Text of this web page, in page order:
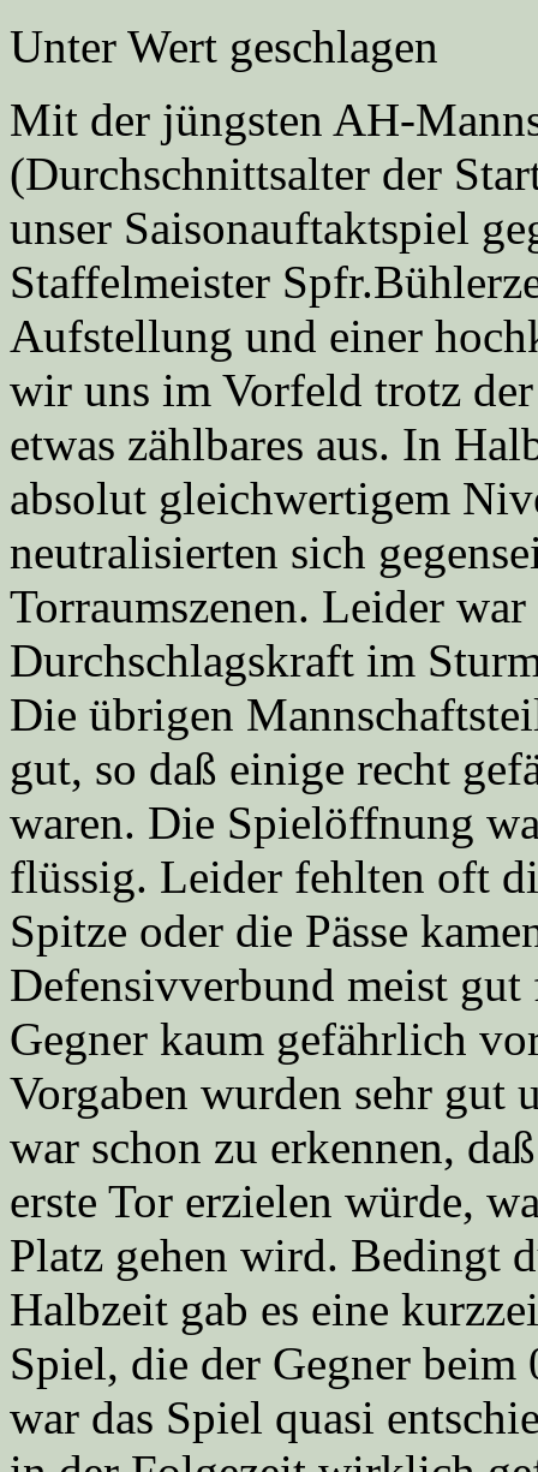
Unter Wert geschlagen
Mit der jüngsten AH-
(Durchschnittsalter der
unser Saisonauftaktspiel
Staffelmeister
Aufstellung und einer
wir uns im Vorfeld trotz
etwas zählbares aus. In
absolut gleichwertigem
neutralisierten sich
Torraumszenen. Leider
Durchschlagskraft im
Die übrigen
gut, so daß einige recht
waren. Die Spielöffnung
flüssig. Leider fehlten oft
Spitze oder die Pässe
Defensivverbund meist
Gegner kaum gefährlich
Vorgaben wurden sehr gut
war schon zu erkennen,
erste Tor erzielen würde,
Platz gehen wird. Bedingt
Halbzeit gab es eine
Spiel, die der Gegner beim
war das Spiel quasi